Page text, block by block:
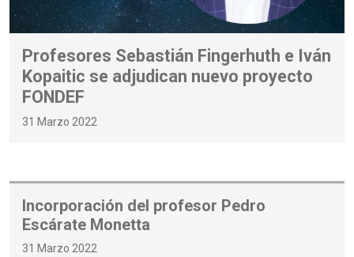
Profesores Sebastián Fingerhuth e Iván
Kopaitic se adjudican nuevo proyecto
FONDEF
31 Marzo 2022
Incorporación del profesor Pedro
Escárate Monetta
31 Marzo 2022